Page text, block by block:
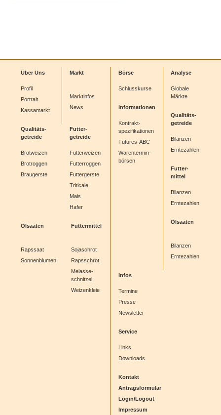
Über Uns
Profil
Portrait
Kassamarkt
Markt
Marktinfos
News
Qualitäts-
getreide
Brotweizen
Brotroggen
Braugerste
Futter-
getreide
Futterweizen
Futterroggen
Futtergerste
Triticale
Mais
Hafer
Ölsaaten
Rapssaat
Sonnenblumen
Futtermittel
Sojaschrot
Rapsschrot
Melasse-
schnitzel
Weizenkleie
Börse
Schlusskurse
Informationen
Kontrakt-
spezifikationen
Futures-ABC
Warentermin-
börsen
Analyse
Globale
Märkte
Qualitäts-
getreide
Bilanzen
Erntezahlen
Futter-
mittel
Bilanzen
Erntezahlen
Ölsaaten
Bilanzen
Erntezahlen
Infos
Termine
Presse
Newsletter
Service
Links
Downloads
Kontakt
Antragsformular
Login/Logout
Impressum